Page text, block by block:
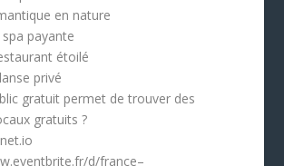
en nature
payante
étoilé
privé
gratuit permet de trouver des
gratuits ?
d/france–